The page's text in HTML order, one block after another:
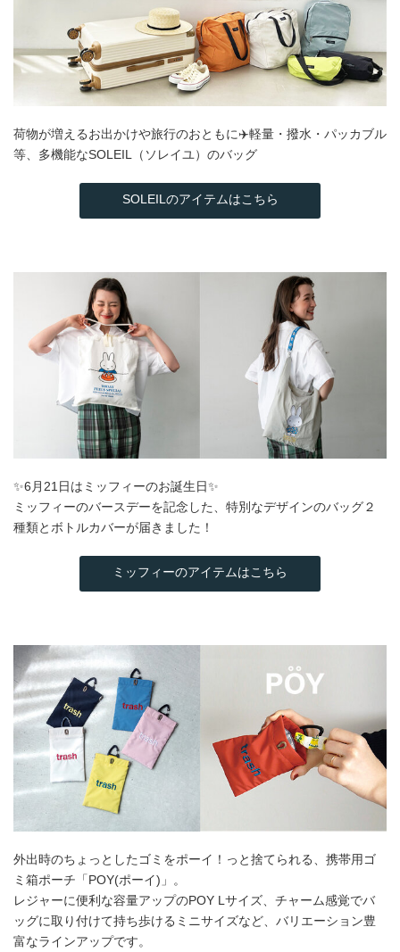
荷物が増えるお出かけや旅行のおともに✈️軽量・撥水・パッカブル
等、多機能なSOLEIL（ソレイユ）のバッグ
SOLEILのアイテムはこちら
✨6月21日はミッフィーのお誕生日✨
ミッフィーのバースデーを記念した、特別なデザインのバッグ２
種類とボトルカバーが届きました！
ミッフィーのアイテムはこちら
外出時のちょっとしたゴミをポーイ！っと捨てられる、携帯用ゴ
ミ箱ポーチ「POY(ポーイ)」。
レジャーに便利な容量アップのPOY Lサイズ、チャーム感覚でバ
ッグに取り付けて持ち歩けるミニサイズなど、バリエーション豊
富なラインアップです。